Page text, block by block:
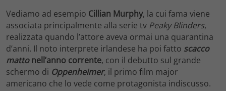
Vediamo ad esempio Cillian Murphy, la cui fama viene
associata principalmente alla serie tv Peaky Blinders,
realizzata quando l’attore aveva ormai una quarantina
d’anni. Il noto interprete irlandese ha poi fatto scacco
mattonell’anno corrente, con il debutto sul grande
schermo di Oppenheimer, il primo film major
americano che lo vede come protagonista indiscusso.